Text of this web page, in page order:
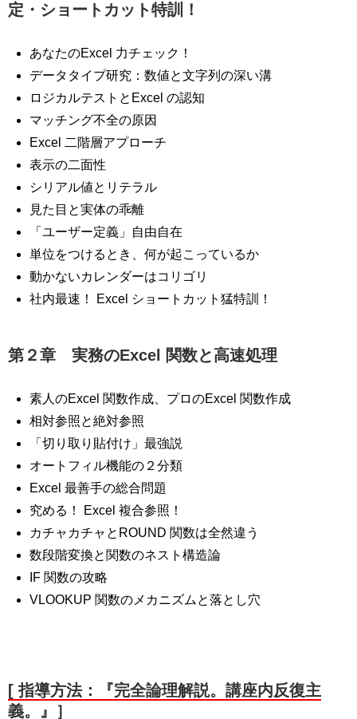
定・ショートカット特訓！
あなたのExcel 力チェック！
データタイプ研究：数値と文字列の深い溝
ロジカルテストとExcel の認知
マッチング不全の原因
Excel 二階層アプローチ
表示の二面性
シリアル値とリテラル
見た目と実体の乖離
「ユーザー定義」自由自在
単位をつけるとき、何が起こっているか
動かないカレンダーはコリゴリ
社内最速！ Excel ショートカット猛特訓！
第２章 実務のExcel 関数と高速処理
素人のExcel 関数作成、プロのExcel 関数作成
相対参照と絶対参照
「切り取り貼付け」最強説
オートフィル機能の２分類
Excel 最善手の総合問題
究める！ Excel 複合参照！
カチャカチャとROUND 関数は全然違う
数段階変換と関数のネスト構造論
IF 関数の攻略
VLOOKUP 関数のメカニズムと落とし穴
[ 指導方法：『完全論理解説。講座内反復主
義。』］